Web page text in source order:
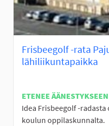
Frisbeegolf -rata
lähiliikuntapaikka
ETENEE ÄÄNESTYKSEEN
Idea Frisbeegolf -
koulun oppilaskunnalta.